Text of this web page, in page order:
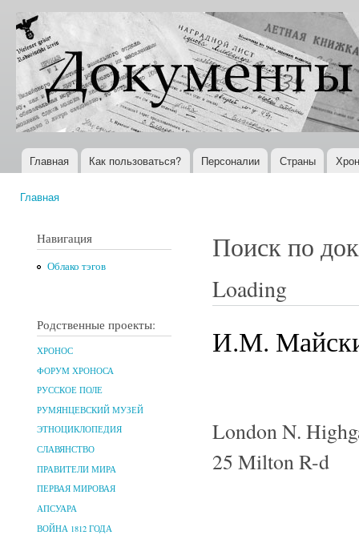
Документы
XX века
Всемирная
история в
Интернете
Главное меню
Главная Как пользоваться? Персоналии Страны
Главная
Навигация
Облако тэгов
Родственные проекты:
ХРОНОС
ФОРУМ ХРОНОСА
РУССКОЕ ПОЛЕ
РУМЯНЦЕВСКИЙ МУЗЕЙ
ЭТНОЦИКЛОПЕДИЯ
СЛАВЯНСТВО
ПРАВИТЕЛИ МИРА
ПЕРВАЯ МИРОВАЯ
АПСУАРА
ВОЙНА 1812 ГОДА
Поиск по
Loading
И.М.
London N.
25 Milton R-d